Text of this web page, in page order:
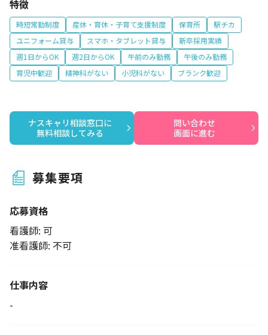
特徴
時短常勤制度 産休・育休・子育て支援制度 保育所
駅チカ
ユニフォーム貸与
スマホ・タブレット貸与
新卒採用実績
週1日からOK
週2日からOK 午前のみ勤務
午後のみ勤務
育児中歓迎
精神科がない 小児科がない ブランク歓迎
ナスキャリ相談窓口に
無料相談してみる
問い合わせ
画面に進む
募集要項
応募資格
看護師: 可
准看護師: 不可
仕事内容
-